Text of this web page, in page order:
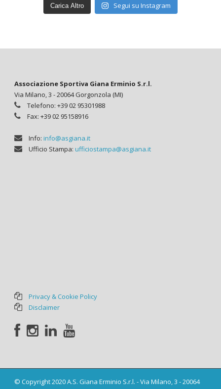
Carica Altro Segui su Instagram
Associazione Sportiva Giana Erminio S.r.l.
Via Milano, 3 - 20064 Gorgonzola (MI)
Telefono: +39 02 95301988
Fax: +39 02 95158916
Info: info@asgiana.it
Ufficio Stampa: ufficiostampa@asgiana.it
Privacy & Cookie Policy
Disclaimer
© Copyright 2020 A.S. Giana Erminio S.r.l. - Via Milano, 3 - 20064